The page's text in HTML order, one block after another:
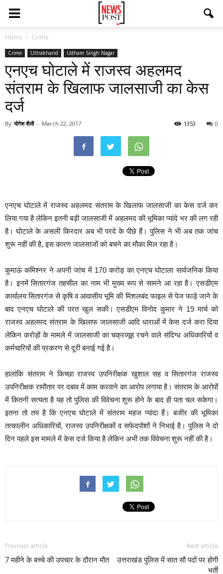
Home Crime
Crime Uttrakhand Udham Singh Nagar
एनएच घोटाले में राजस्व अहलमद
संतराम के खिलाफ जालसाजी का केस
दर्ज
By योगेश शैली - March 22, 2017 0
1353
एनएच घोटाले में राजस्व अहलमद संतराम के खिलाफ जालसाजी का केस दर्ज कर
लिया गया है लेकिन इतनी बड़ी जालसाजी में अहलमद की भूमिका प्यांदे भर की लग रही
है। घोटाले के असली किरदार अब भी परदे के पीछे हैं। पुलिस ने भी अब तक जांच
शुरू नहीं की है, इस कारण जालसाजों को बचने का मौका मिल रहा है।
कुमाऊं कमिश्नर ने अपनी जांच में 170 करोड़ का एनएच घोटाला सार्वजनिक किया
है। इनमें सितारगंज तहसील का नाम भी मुख्य रूप से सामने आ रहा है। एसडीएम
कार्यालय सितारगंज से कृषि व आवासीय भूमि की मिशलबंद फाइल से पेज फाड़े जाने के
बाद एनएच घोटाले की परत खुल सकी। एसडीएम विनोद कुमार ने 19 मार्च को
राजस्व अहलमद संतराम के खिलाफ जालसाजी आदि धाराओं में केस दर्ज करा दिया
लेकिन करोड़ों के मामले में जालसाजी का चक्रव्यूह रचने वाले संदिग्ध अधिकारियों व
कर्मचारियों की प्रकरण से दूरी बनाई गई है।
हालांकि संतराम ने किच्छा राजस्व उपनिरीक्षक खुशाल सह व सितारगंज राजस्व
उपनिरीक्षक रामौतार पर दबाव में काम करवाने का आरोप लगाया है। संतराम के आरोपों
में कितनी सत्यता है यह तो पुलिस की विवेचना शुरू होने के बाद ही पता चल सकेगा।
इतना तो तय है कि एनएच घोटाले में संतराम महज प्यांदा हैं। बजीर की भूमिका
तत्कालीन अधिकारियों, राजस्व उपनिरीक्षकों व सफेदपोशों ने निभाई है। पुलिस ने दो
दिन पहले इस मामले में केस दर्ज किया है लेकिन अभी तक विवेचना शुरू नहीं की है।
Previous article
7 महीने के बच्चे की उपचार के दौरान मौत
Next article
उत्तराखंड पुलिस में सात सौ पदों पर होगी
भर्ती